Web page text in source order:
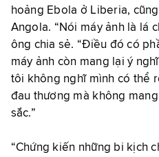
hoảng Ebola ở Liberia,
Angola. “Nói máy ảnh là lá
ông chia sẻ. “Điều đó có
máy ảnh còn mang lại ý
tôi không nghĩ mình có thể
đau thương mà không
sắc.”
“Chứng kiến những bi kịch